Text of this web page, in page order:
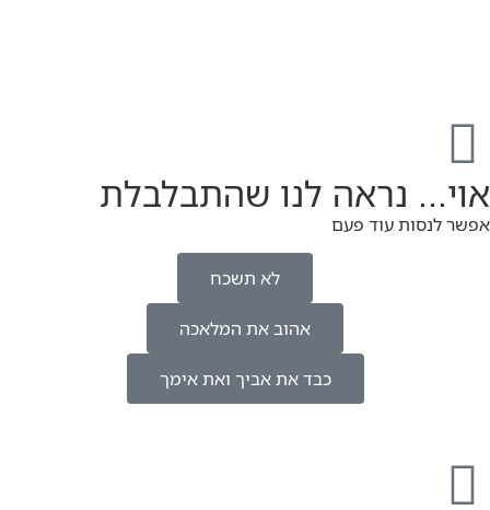
אוי... נראה לנו שהתבלבלת
אפשר לנסות עוד פעם
לא תשכח
אהוב את המלאכה
כבד את אביך ואת אימך